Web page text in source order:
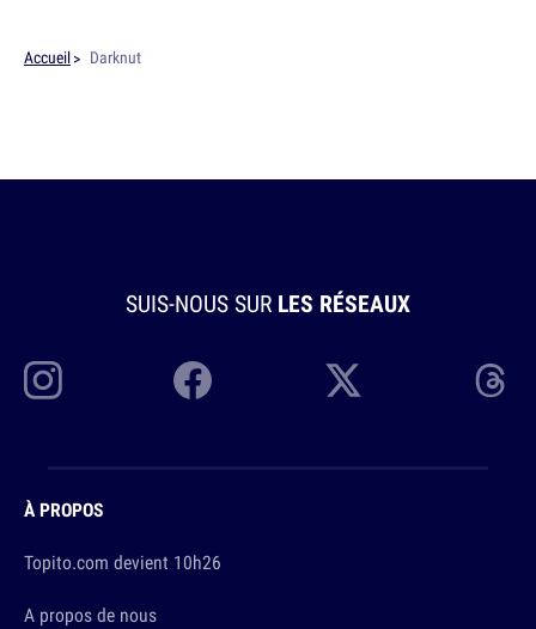
Accueil Darknut
SUIS-NOUS SUR LES RÉSEAUX
À PROPOS
Topito.com devient 10h26
A propos de nous